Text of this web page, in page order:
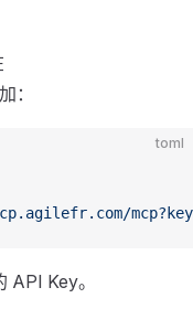
：
toml
API Key。